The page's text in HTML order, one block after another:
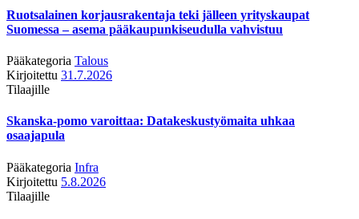
Ruotsalainen korjausrakentaja teki jälleen yrityskaupat
Suomessa – asema pääkaupunkiseudulla vahvistuu
Pääkategoria Talous
Kirjoitettu 31.7.2026
Tilaajille
Skanska-pomo varoittaa: Datakeskustyömaita uhkaa
osaajapula
Pääkategoria Infra
Kirjoitettu 5.8.2026
Tilaajille